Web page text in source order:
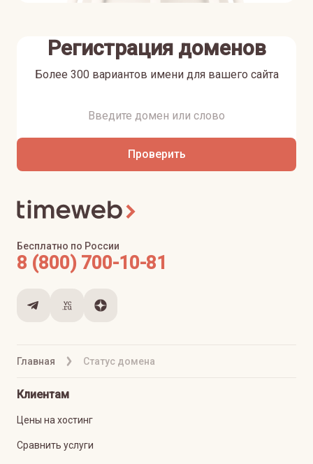
Регистрация доменов
Более 300 вариантов имени для вашего сайта
Проверить
Главная Статус домена
Бесплатно по России
8 (800) 700-10-81
Клиентам
Цены на хостинг
Сравнить услуги